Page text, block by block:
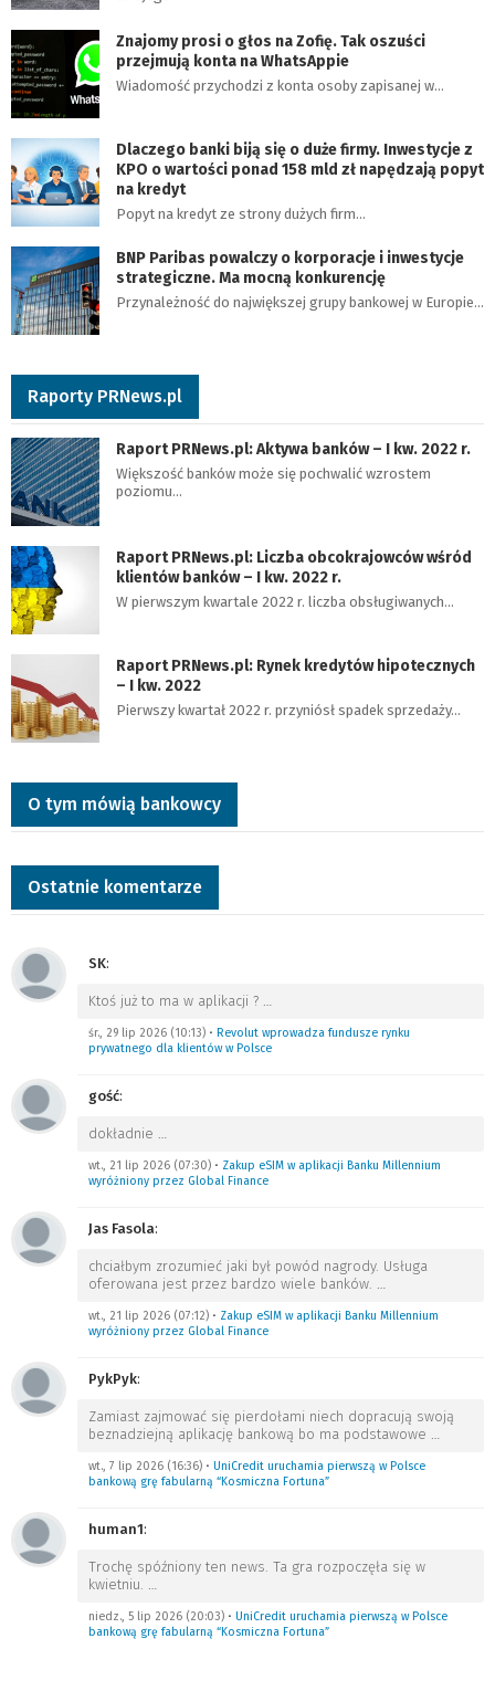
Znajomy prosi o głos na Zofię. Tak oszuści
przejmują konta na WhatsAppie
Wiadomość przychodzi z konta osoby zapisanej w…
Dlaczego banki biją się o duże firmy. Inwestycje z
KPO o wartości ponad 158 mld zł napędzają popyt
na kredyt
Popyt na kredyt ze strony dużych firm…
BNP Paribas powalczy o korporacje i inwestycje
strategiczne. Ma mocną konkurencję
Przynależność do największej grupy bankowej w Europie…
Raporty PRNews.pl
Raport PRNews.pl: Aktywa banków – I kw. 2022 r.
Większość banków może się pochwalić wzrostem
poziomu…
Raport PRNews.pl: Liczba obcokrajowców wśród
klientów banków – I kw. 2022 r.
W pierwszym kwartale 2022 r. liczba obsługiwanych…
Raport PRNews.pl: Rynek kredytów hipotecznych
– I kw. 2022
Pierwszy kwartał 2022 r. przyniósł spadek sprzedaży…
O tym mówią bankowcy
Ostatnie komentarze
SK:
Ktoś już to ma w aplikacji ? …
śr., 29 lip 2026 (10:13) • Revolut wprowadza fundusze rynku
prywatnego dla klientów w Polsce
gość:
dokładnie …
wt., 21 lip 2026 (07:30) • Zakup eSIM w aplikacji Banku Millennium
wyróżniony przez Global Finance
Jas Fasola:
chciałbym zrozumieć jaki był powód nagrody. Usługa
oferowana jest przez bardzo wiele banków. …
wt., 21 lip 2026 (07:12) • Zakup eSIM w aplikacji Banku Millennium
wyróżniony przez Global Finance
PykPyk:
Zamiast zajmować się pierdołami niech dopracują swoją
beznadziejną aplikację bankową bo ma podstawowe …
wt., 7 lip 2026 (16:36) • UniCredit uruchamia pierwszą w Polsce
bankową grę fabularną “Kosmiczna Fortuna”
human1:
Trochę spóźniony ten news. Ta gra rozpoczęła się w
kwietniu. …
niedz., 5 lip 2026 (20:03) • UniCredit uruchamia pierwszą w Polsce
bankową grę fabularną “Kosmiczna Fortuna”